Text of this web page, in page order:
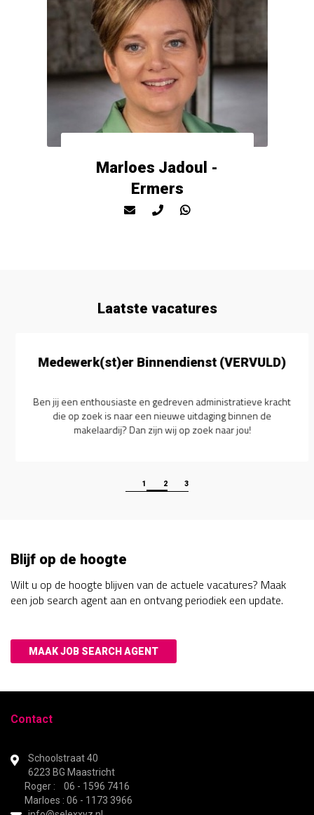
Marloes Jadoul -
Ermers
Laatste vacatures
Medewerk(st)er Binnendienst (VERVULD)
Ben jij een enthousiaste en gedreven administratieve kracht
die op zoek is naar een nieuwe uitdaging binnen de
makelaardij? Dan zijn wij op zoek naar jou!
1 2 3
Blijf op de hoogte
Wilt u op de hoogte blijven van de actuele vacatures? Maak
een job search agent aan en ontvang periodiek een update.
MAAK JOB SEARCH AGENT
Contact
Schoolstraat 40
6223 BG Maastricht
Roger : 06 - 1596 7416
Marloes : 06 - 1173 3966